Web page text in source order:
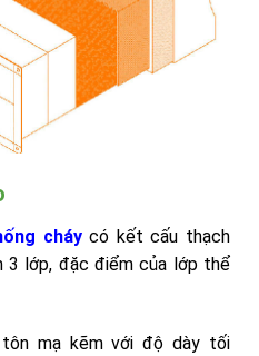
cháycó kết cấu thạch
lớp, đặc điểm của lớp thể
mạ kẽm với độ dày tối